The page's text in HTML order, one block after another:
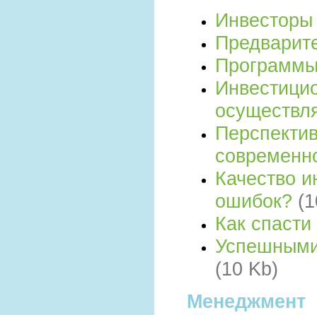
Качество
ошибок?
Как
(10 Kb)
Менеджмент